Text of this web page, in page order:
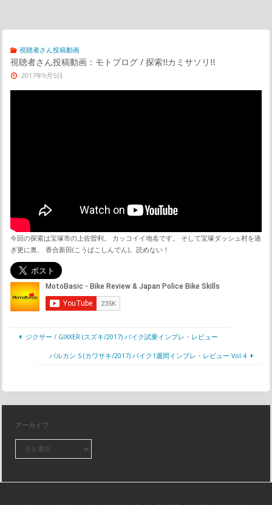
視聴者さん投稿動画
視聴者さん投稿動画：モトブログ / 探索!!カミサソリ!!
2017年9月5日
今回の探索は宝塚市の上佐曽利。 カッコイイ地名です。 そして宝塚ダッシュ村を過
ぎ更に奥、 香合新田(こうばこしんでん)。読めない！
ジクサー / GIXXER (スズキ/2017) バイク試乗インプレ・レビュー
バルカン S (カワサキ/2017) バイク1週間インプレ・レビュー Vol.4
アーカイブ